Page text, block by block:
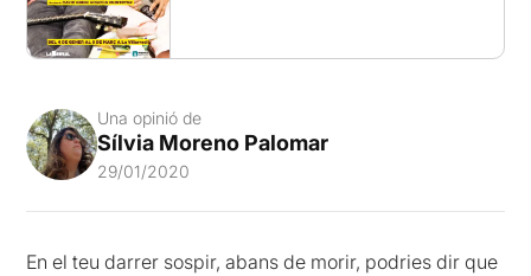
Una opinió de
Sílvia Moreno Palomar
29/01/2020
En el teu darrer sospir, abans de morir, podries dir que